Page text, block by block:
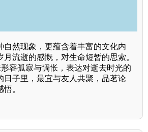
自然现象，更蕴含着丰富的文化内
流逝的感慨，对生命短暂的思索。
形容孤寂与惆怅，表达对逝去时光的
日子里，最宜与友人共聚，品茗论
。